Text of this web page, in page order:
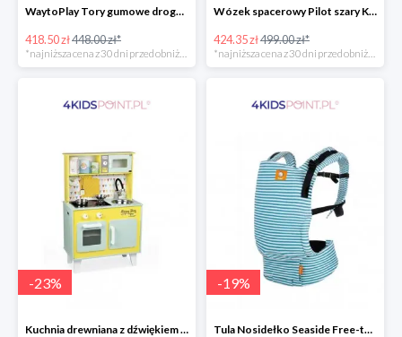
WaytoPlay Tory gumowe droga do układnia dla dzieci 40 elem.
418.50 zł448.00 zł*
*najniższa cena z 30 dni przed obniżką
Wózek spacerowy Pilot szary Kinderkraft
424.35 zł499.00 zł*
*najniższa cena z 30 dni przed obniżką
-23%
Kuchnia drewniana z dźwiękiem i z 7 akcesoriami Happy Day Janod
-19%
Tula Nosidełko Seaside Free-to-Grow